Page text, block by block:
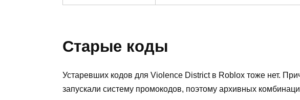
Старые коды
Устаревших кодов для Violence District в Roblox тоже нет.
запускали систему промокодов, поэтому архивных